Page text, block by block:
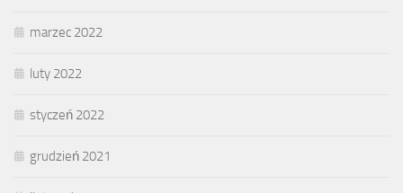
marzec 2022
luty 2022
styczeń 2022
grudzień 2021